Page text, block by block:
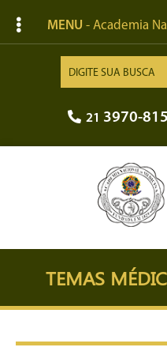
MENU - Academia
21 3970-
TEMAS